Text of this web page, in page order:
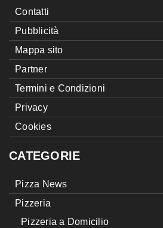
Contatti
Pubblicità
Mappa sito
Partner
Termini e Condizioni
Privacy
Cookies
CATEGORIE
Pizza News
Pizzeria
Pizzeria a Domicilio